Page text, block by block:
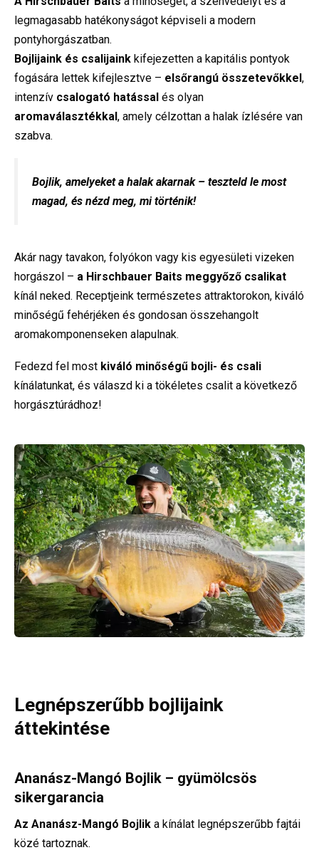
legmagasabb hatékonyságot képviseli a modern
pontyhorgászatban.
Bojlijaink és csalijaink kifejezetten a kapitális pontyok
fogására lettek kifejlesztve – elsőrangú összetevőkkel,
intenzív csalogató hatással és olyan
aromaválasztékkal, amely célzottan a halak ízlésére van
szabva.
Bojlik, amelyeket a halak akarnak – teszteld le most
magad, és nézd meg, mi történik!
Akár nagy tavakon, folyókon vagy kis egyesületi vizeken
horgászol – a Hirschbauer Baits meggyőző csalikat
kínál neked. Receptjeink természetes attraktorokon, kiváló
minőségű fehérjéken és gondosan összehangolt
aromakomponenseken alapulnak.
Fedezd fel most kiváló minőségű bojli- és csali
kínálatunkat, és válaszd ki a tökéletes csalit a következő
horgásztúrádhoz!
Legnépszerűbb bojlijaink
áttekintése
Ananász-Mangó Bojlik – gyümölcsös
sikergarancia
Az Ananász-Mangó Bojlik a kínálat legnépszerűbb fajtái
közé tartoznak.